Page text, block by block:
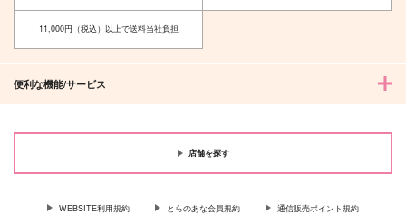
11,000円（税込）以上で送料当社負担
便利な機能/サービス
店舗を探す
WEBSITE利用規約 とらのあな会員規約 通信販売ポイント規約